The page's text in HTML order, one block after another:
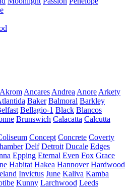
Akrom Ancares Andrea Anore Arkety
Baker Balmoral Barkley
Bellagio-1 Black Blancos
Brunswich Calacatta Calcutta
Concept Concrete Coverty
Delf Detroit Ducale Edges
Epping Eternal Even Fox Grace
Habitat Hakea Hannover Hardwood
Invictus June Kaliva Kamba
Kunny Larchwood Leeds